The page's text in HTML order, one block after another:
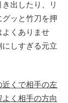
出したり、リ
ッと竹刀を押
よくありませ
しすぎる元立
近くで相手の左
く相手の方向